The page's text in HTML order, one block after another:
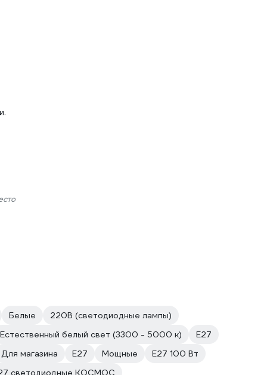
Белые
220В (светодиодные лампы)
Естественный белый свет (3300 - 5000 к)
Е27
Для магазина E27 Мощные
E27 100 Вт
светодиодные КОСМОС